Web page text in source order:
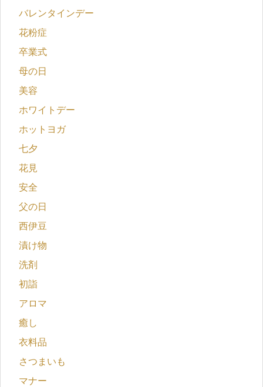
バレンタインデー
花粉症
卒業式
母の日
美容
ホワイトデー
ホットヨガ
七夕
花見
安全
父の日
西伊豆
漬け物
洗剤
初詣
アロマ
癒し
衣料品
さつまいも
マナー